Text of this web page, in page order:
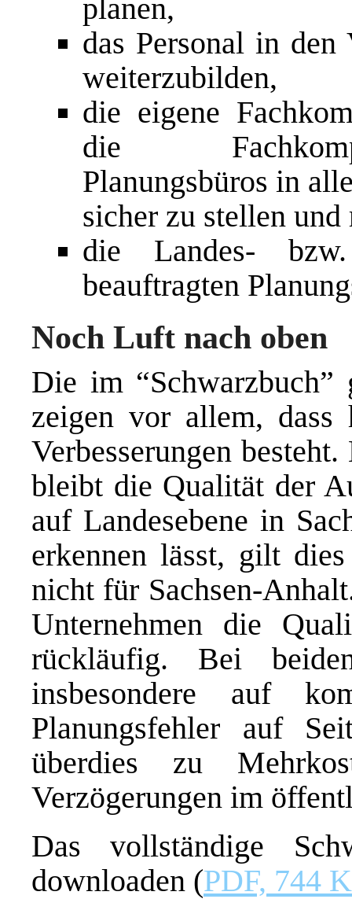
planen,
das Personal in den
weiterzubilden,
die eigene
die
Planungsbüros in
sicher zu stellen
die Landes-
beauftragten
Noch Luft nach oben
Die im “Schwarzbuch”
zeigen vor allem,
Verbesserungen
bleibt die Qualität der
auf Landesebene in
erkennen lässt, gilt
nicht für Sachsen-
Unternehmen die
rückläufig. Bei
insbesondere auf
Planungsfehler auf
überdies zu
Verzögerungen im
Das vollständige
downloaden (PDF, 744